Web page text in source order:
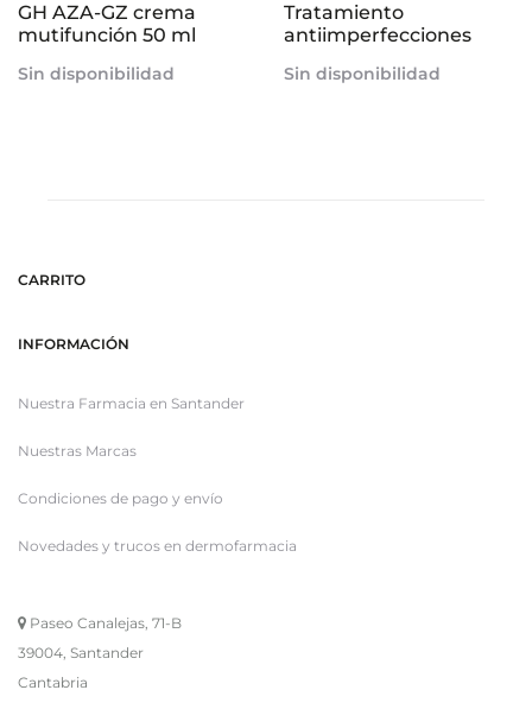
GH AZA-GZ crema
mutifunción 50 ml
Sin disponibilidad
Tratamiento
antiimperfecciones
Sin disponibilidad
CARRITO
INFORMACIÓN
Nuestra Farmacia en Santander
Nuestras Marcas
Condiciones de pago y envío
Novedades y trucos en dermofarmacia
Paseo Canalejas, 71-B
39004, Santander
Cantabria